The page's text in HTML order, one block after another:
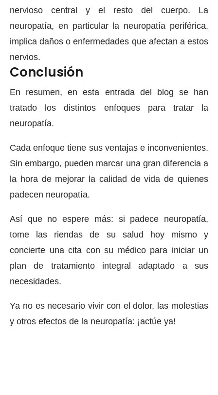
nervioso central y el resto del cuerpo. La
neuropatía, en particular la neuropatía periférica,
implica daños o enfermedades que afectan a estos
nervios.
Conclusión
En resumen, en esta entrada del blog se han
tratado los distintos enfoques para tratar la
neuropatía.
Cada enfoque tiene sus ventajas e inconvenientes.
Sin embargo, pueden marcar una gran diferencia a
la hora de mejorar la calidad de vida de quienes
padecen neuropatía.
Así que no espere más: si padece neuropatía,
tome las riendas de su salud hoy mismo y
concierte una cita con su médico para iniciar un
plan de tratamiento integral adaptado a sus
necesidades.
Ya no es necesario vivir con el dolor, las molestias
y otros efectos de la neuropatía: ¡actúe ya!